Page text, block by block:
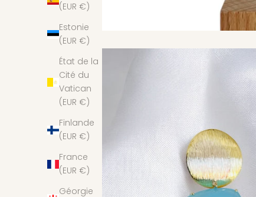
(EUR €)
Estonie
(EUR €)
État de la
Cité du
Vatican
(EUR €)
Finlande
(EUR €)
France
(EUR €)
Géorgie